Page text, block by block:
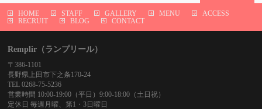
HOME STAFF GALLERY MENU
ACCESS
RECRUIT
BLOG CONTACT
Remplir（ランプリール）
〒386-1101
長野県上田市下之条170-24
TEL 0268-75-5236
営業時間 10:00-19:00（平日）9:00-18:00（土日祝）
定休日 毎週月曜、第1・3日曜日